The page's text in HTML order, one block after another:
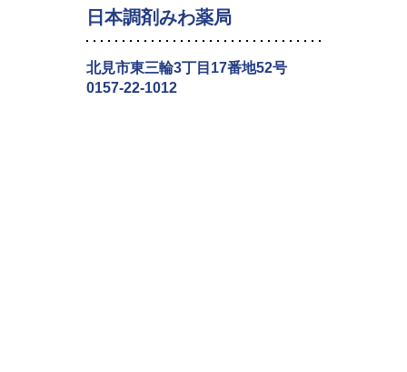
日本調剤みわ薬局
北見市東三輪3丁目17番地52号
0157-22-1012